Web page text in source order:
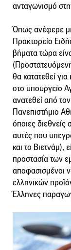
ανταγωνισμό
Όπως ανέφερε
Πρακτορείο
βήματα τώρα
θα κατατεθεί
στο υπουργείο
ανατεθεί από
Πανεπιστήμιο
όποιες
αυτές που
και το Βιετνάμ),
προστασία των
αποφασισμένοι
ελληνικών
Έλληνες